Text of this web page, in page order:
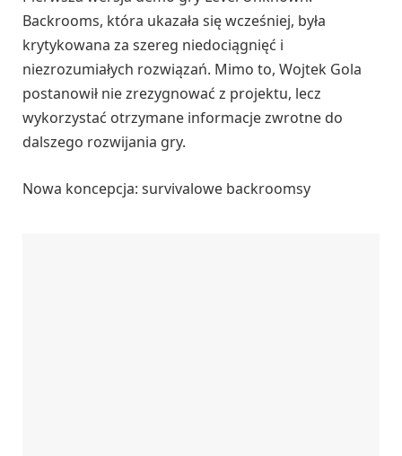
Backrooms, która ukazała się wcześniej, była
krytykowana za szereg niedociągnięć i
niezrozumiałych rozwiązań. Mimo to, Wojtek Gola
postanowił nie zrezygnować z projektu, lecz
wykorzystać otrzymane informacje zwrotne do
dalszego rozwijania gry.
Nowa koncepcja: survivalowe backroomsy